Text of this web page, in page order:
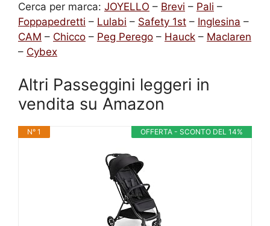
Cerca per marca: JOYELLO – Brevi – Pali –
Foppapedretti – Lulabi – Safety 1st – Inglesina –
CAM – Chicco – Peg Perego – Hauck – Maclaren
– Cybex
Altri Passeggini leggeri in
vendita su Amazon
OFFERTA - SCONTO DEL 14%
N° 1